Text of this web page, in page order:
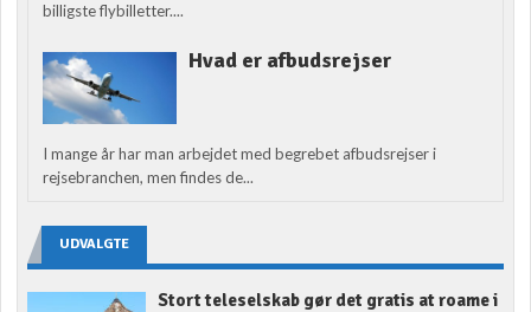
billigste flybilletter....
Hvad er afbudsrejser
I mange år har man arbejdet med begrebet afbudsrejser i
rejsebranchen, men findes de...
UDVALGTE
Stort teleselskab gør det gratis at roame i